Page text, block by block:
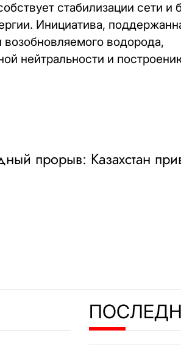
стабилизации сети и
Инициатива,
водорода,
нейтральности и
прорыв: Казахстан